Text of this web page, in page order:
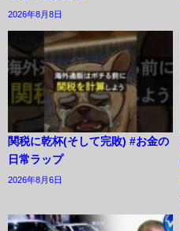
2026年8月8日
関税に乾杯(そして完敗) #お金の
日常ラップ
2026年8月6日